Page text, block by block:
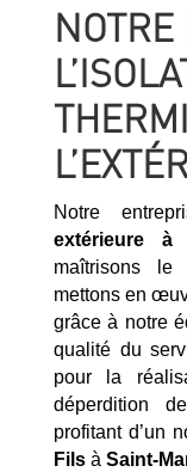
Notre
extérieure à
maîtrisons
mettons en
grâce à notre
qualité du
pour la
déperdition
profitant d’un
Filsà Saint-